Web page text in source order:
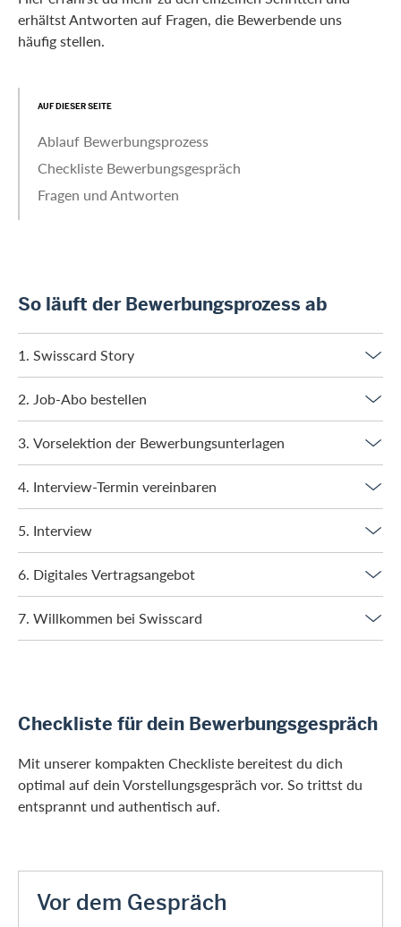
erhältst Antworten auf Fragen, die Bewerbende uns
häufig stellen.
AUF DIESER SEITE
Ablauf Bewerbungsprozess
Checkliste Bewerbungsgespräch
Fragen und Antworten
So läuft der Bewerbungsprozess ab
1. Swisscard Story
2. Job-Abo bestellen
3. Vorselektion der Bewerbungsunterlagen
4. Interview-Termin vereinbaren
5. Interview
6. Digitales Vertragsangebot
7. Willkommen bei Swisscard
Checkliste für dein Bewerbungsgespräch
Mit unserer kompakten Checkliste bereitest du dich
optimal auf dein Vorstellungsgespräch vor. So trittst du
entsprannt und authentisch auf.
Vor dem Gespräch